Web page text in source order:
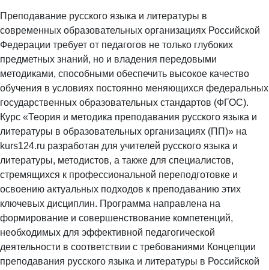
Преподавание русского языка и литературы в
современных образовательных организациях Российской
Федерации требует от педагогов не только глубоких
предметных знаний, но и владения передовыми
методиками, способными обеспечить высокое качество
обучения в условиях постоянно меняющихся федеральных
государственных образовательных стандартов (ФГОС).
Курс «Теория и методика преподавания русского языка и
литературы в образовательных организациях (ПП)» на
kurs124.ru разработан для учителей русского языка и
литературы, методистов, а также для специалистов,
стремящихся к профессиональной переподготовке и
освоению актуальных подходов к преподаванию этих
ключевых дисциплин. Программа направлена на
формирование и совершенствование компетенций,
необходимых для эффективной педагогической
деятельности в соответствии с требованиями Концепции
преподавания русского языка и литературы в Российской